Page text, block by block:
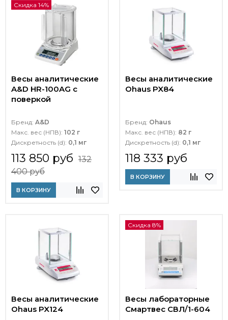
Скидка 14%
Весы аналитические
A&D HR-100AG с
поверкой
Бренд: A&D
Макс. вес (НПВ): 102 г
Дискретность (d): 0,1 мг
113 850 руб 132
400 руб
В КОРЗИНУ
Весы аналитические
Ohaus PX84
Бренд: Ohaus
Макс. вес (НПВ): 82 г
Дискретность (d): 0,1 мг
118 333 руб
В КОРЗИНУ
Весы аналитические
Ohaus PX124
Скидка 8%
Весы лабораторные
Смартвес СВЛ/1-604